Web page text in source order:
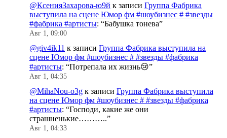
@КсенияЗахарова-ю9й к записи Группа Фабрика
выступила на сцене Юмор фм #шоубизнес # #звезды
#фабрика #артисты: “Бабушка тонева”
Авг 1, 09:00
@giv4ik11 к записи Группа Фабрика выступила на
сцене Юмор фм #шоубизнес # #звезды #фабрика
#артисты: “Потрепала их жизнь😢”
Авг 1, 04:35
@MihaNou-o3g к записи Группа Фабрика выступила
на сцене Юмор фм #шоубизнес # #звезды #фабрика
#артисты: “Господи, какие же они
страшненькие………..”
Авг 1, 04:33